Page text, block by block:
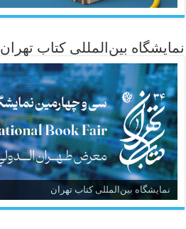
نمایشگاه بین‌المللی کتاب تهران
نمایشگاه بین‌المللی کتاب تهران